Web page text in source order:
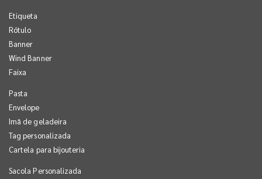
Etiqueta
Rótulo
Banner
Wind Banner
Faixa
Pasta
Envelope
Imã de geladeira
Tag personalizada
Cartela para bijouteria
Sacola Personalizada